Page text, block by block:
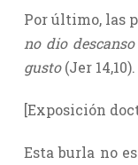
Por último, las
no dio
gusto(Jer 14,10).
[Exposición
Esta burla no